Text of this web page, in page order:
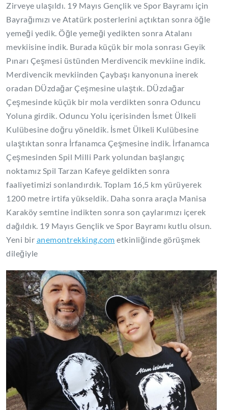
Zirveye ulaşıldı. 19 Mayıs Gençlik ve Spor Bayramı için
Bayrağımızı ve Atatürk posterlerini açtıktan sonra öğle
yemeği yedik. Öğle yemeği yedikten sonra Atalanı
mevkiisine indik. Burada küçük bir mola sonrası Geyik
Pınarı Çeşmesi üstünden Merdivencik mevkiine indik.
Merdivencik mevkiinden Çaybaşı kanyonuna inerek
oradan DÜzdağar Çeşmesine ulaştık. DÜzdağar
Çeşmesinde küçük bir mola verdikten sonra Oduncu
Yoluna girdik. Oduncu Yolu içerisinden İsmet Ülkeli
Kulübesine doğru yöneldik. İsmet Ülkeli Kulübesine
ulaştıktan sonra İrfanamca Çeşmesine indik. İrfanamca
Çeşmesinden Spil Milli Park yolundan başlangıç
noktamız Spil Tarzan Kafeye geldikten sonra
faaliyetimizi sonlandırdık. Toplam 16,5 km yürüyerek
1200 metre irtifa yükseldik. Daha sonra araçla Manisa
Karaköy semtine indikten sonra son çaylarımızı içerek
dağıldık. 19 Mayıs Gençlik ve Spor Bayramı kutlu olsun.
Yeni bir anemontrekking.com etkinliğinde görüşmek
dileğiyle